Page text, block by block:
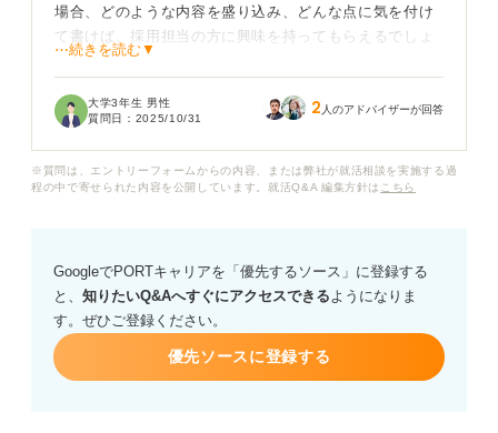
場合、どのような内容を盛り込み、どんな点に気を付け
て書けば、採用担当の方に興味を持ってもらえるでしょ
うか？
ただ単に自分の名前や大学名を書くだけでは、魅力を伝
するためには、どのような構成や表現が良いのでしょう
や将来性を最大限にアピールするための具体的なアドバ
イスをお願いします。どんな情報を優先的に載せるべき
か、写真やイラストの活用方法、目を引く見出しの付け
方など、参考にできることがあれば教えていただきたい
です。
⋯続きを読む▼
大学3年生 男性
質問日： 2025/10/31 2 人のアドバイザーが回答
※質問は、エントリーフォームからの内容、または弊社が就活相談を実施する過
程の中で寄せられた内容を公開しています。就活Q&A 編集方針は こちら
GoogleでPORTキャリアを「優先するソース」に登録する
と、 知りたいQ&Aへすぐにアクセスできるようになりま
す。ぜひご登録ください。
優先ソースに登録する